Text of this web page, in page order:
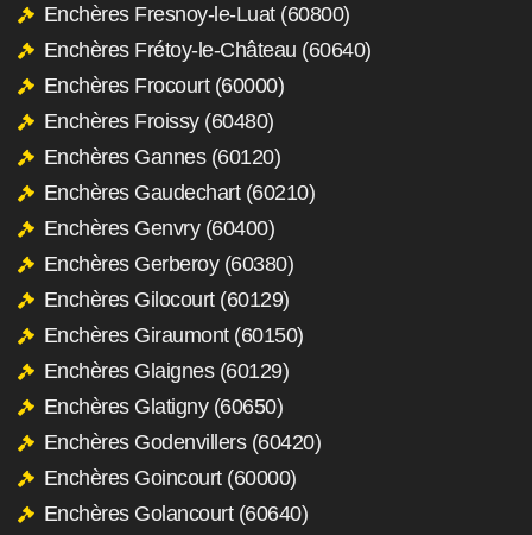
Enchères Fresnoy-le-Luat (60800)
Enchères Frétoy-le-Château (60640)
Enchères Frocourt (60000)
Enchères Froissy (60480)
Enchères Gannes (60120)
Enchères Gaudechart (60210)
Enchères Genvry (60400)
Enchères Gerberoy (60380)
Enchères Gilocourt (60129)
Enchères Giraumont (60150)
Enchères Glaignes (60129)
Enchères Glatigny (60650)
Enchères Godenvillers (60420)
Enchères Goincourt (60000)
Enchères Golancourt (60640)